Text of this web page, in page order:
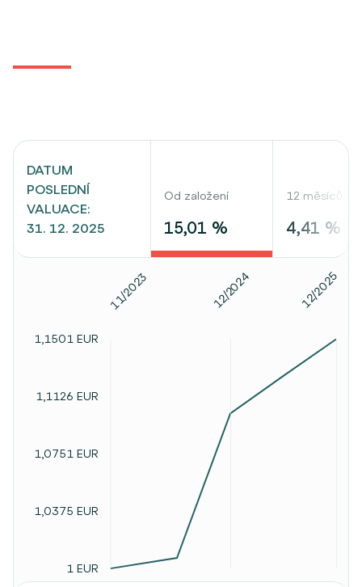
DATUM
POSLEDNÍ
VALUACE:
31. 12. 2025
Od založení
15,01 %
12 měsíců
4,41 %
11/2023 12/2024 12/2025
1 EUR
1,0375 EUR
1,0751 EUR
1,1126 EUR
1,1501 EUR